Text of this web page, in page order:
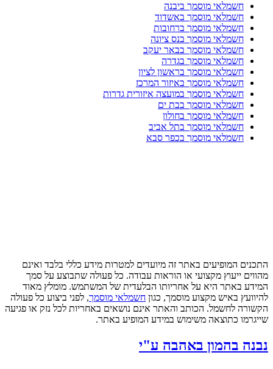
חשמלאי מוסמך ביבנה
חשמלאי מוסמך באשדוד
חשמלאי מוסמך ברחובות
חשמלאי מוסמך בנס ציונה
חשמלאי מוסמך בבאר יעקב
חשמלאי מוסמך בגדרה
חשמלאי מוסמך בראשון לציון
חשמלאי מוסמך באיזור המרכז
חשמלאי מוסמך במועצה איזורית גדרות
חשמלאי מוסמך בבת ים
חשמלאי מוסמך בחולון
חשמלאי מוסמך בתל אביב
חשמלאי מוסמך בכפר סבא
התכנים המופיעים באתר זה מיועדים למטרות מידע כללי בלבד ואינם
מהווים ייעוץ מקצועי או הוראות עבודה. כל פעולה שתבוצע על סמך
המידע באתר היא על אחריותו הבלעדית של המשתמש. מומלץ מאוד
להיוועץ באיש מקצוע מוסמך, כגון חשמלאי מוסמך, לפני ביצוע כל פעולה
הקשורה לחשמל. הכותב והאתר אינם נושאים באחריות לכל נזק או פגיעה
שייגרמו כתוצאה משימוש במידע המופיע באתר.
נבנה בהמון באהבה ע"י